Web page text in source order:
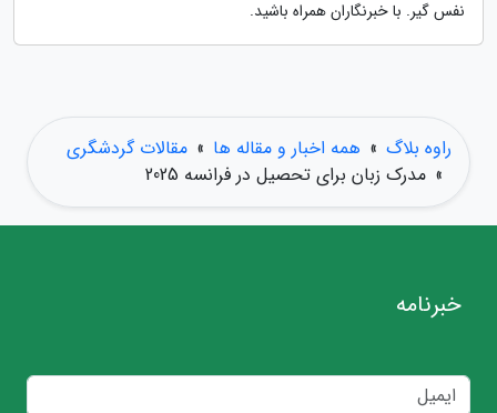
نفس گیر. با خبرنگاران همراه باشید.
راوه بلاگ » همه اخبار و مقاله ها » مقالات گردشگری
» مدرک زبان برای تحصیل در فرانسه 2025
خبرنامه